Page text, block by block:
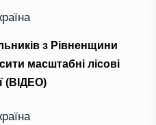
з Рівненщини
масштабні лісові
(ВІДЕО)